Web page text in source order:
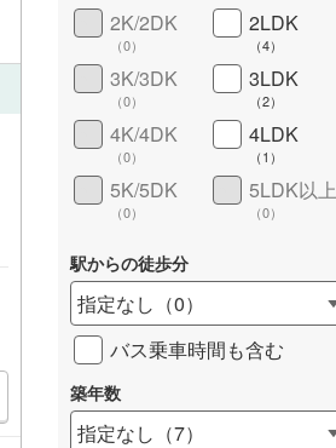
2K/2DK
（0）
2LDK
（4）
3K/3DK
（0）
3LDK
（2）
4K/4DK
（0）
4LDK
（1 ）
5K/5DK
（0）
5LDK以上
（0）
駅からの徒歩分
指定なし （0）
バス乗車時間も含む
築年数
指定なし （7）
詳しく見る